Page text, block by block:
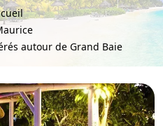
autour de Grand Baie